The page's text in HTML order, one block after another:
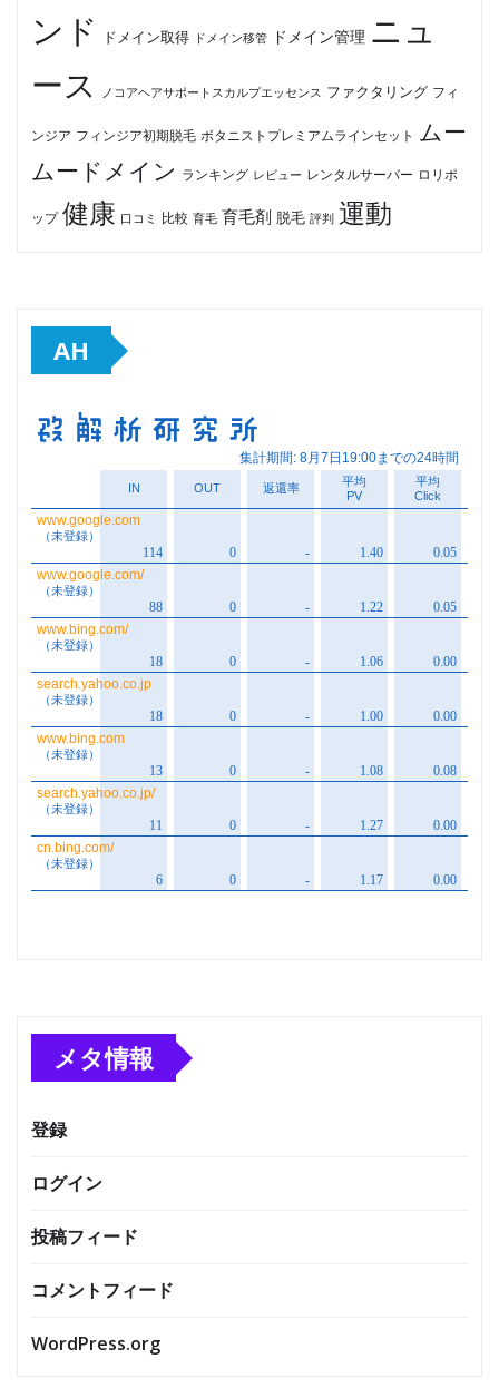
ンド
ドメイン取得 ドメイン移管 ドメイン管理 ニュ
ース
ノコアヘアサポートスカルプエッセンス ファクタリング フィ
ンジア フィンジア初期脱毛 ボタニストプレミアムラインセット ムー
ムードメイン ランキング レビュー レンタルサーバー ロリポ
ップ 健康 口コミ 比較 育毛 育毛剤 脱毛 評判 運動
AH
メタ情報
登録
ログイン
投稿フィード
コメントフィード
WordPress.org